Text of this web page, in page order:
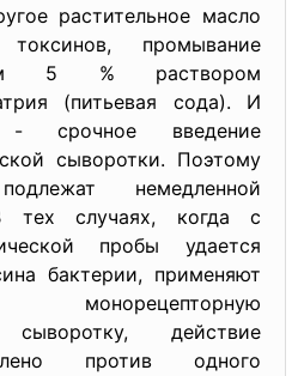
растительное масло
промывание
5 % раствором
(питьевая сода). И
- срочное введение
сыворотки. Поэтому
немедленной
тех случаях, когда с
пробы удается
бактерии, применяют
сыворотку, действие
против одного